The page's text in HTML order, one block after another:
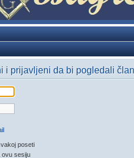
i prijavljeni da bi pogledali
poseti
ovu sesiju